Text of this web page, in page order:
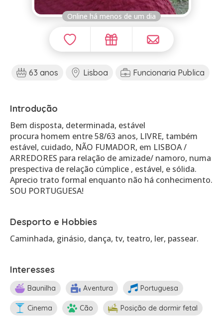
Online há menos de um dia
63 anos Lisboa Funcionaria Publica
Introdução
Bem disposta, determinada, estável
procura homem entre 58/63 anos, LIVRE, também
estável, cuidado, NÃO FUMADOR, em LISBOA /
ARREDORES para relação de amizade/ namoro, numa
prespectiva de relação cúmplice , estável, e sólida.
Aprecio trato formal enquanto não há conhecimento.
SOU PORTUGUESA!
Desporto e Hobbies
Caminhada, ginásio, dança, tv, teatro, ler, passear.
Interesses
Baunilha Aventura Portuguesa
Cinema Cão Posição de dormir fetal